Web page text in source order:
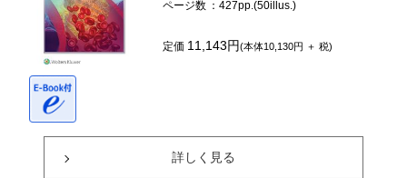
ページ数 ：427pp.(50illus.)
定価 11,143円(本体10,130円 ＋ 税)
詳しく見る